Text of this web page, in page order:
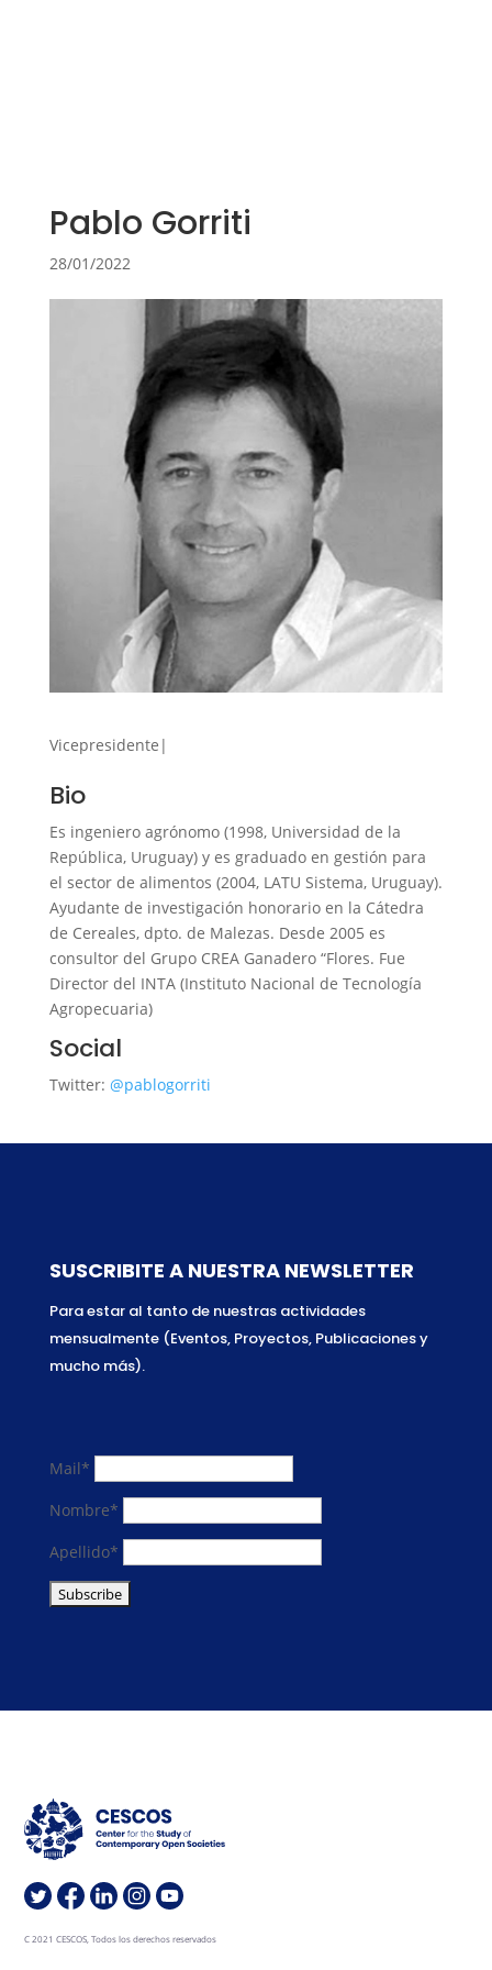
Pablo Gorriti
28/01/2022
Vicepresidente|
Bio
Es ingeniero agrónomo (1998, Universidad de la
República, Uruguay) y es graduado en gestión para
el sector de alimentos (2004, LATU Sistema, Uruguay).
Ayudante de investigación honorario en la Cátedra
de Cereales, dpto. de Malezas. Desde 2005 es
consultor del Grupo CREA Ganadero “Flores. Fue
Director del INTA (Instituto Nacional de Tecnología
Agropecuaria)
Social
Twitter: @pablogorriti
SUSCRIBITE A NUESTRA NEWSLETTER
Para estar al tanto de nuestras actividades
mensualmente (Eventos, Proyectos, Publicaciones y
mucho más).
Mail*
Nombre*
Apellido*
C 2021 CESCOS, Todos los derechos reservados